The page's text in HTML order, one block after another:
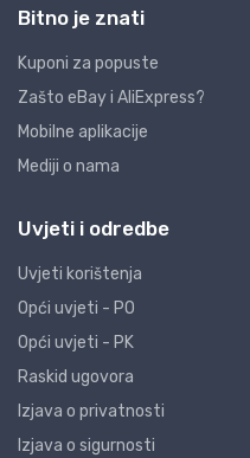
Bitno je znati
Kuponi za popuste
Zašto eBay i AliExpress?
Mobilne aplikacije
Mediji o nama
Uvjeti i odredbe
Uvjeti korištenja
Opći uvjeti - PO
Opći uvjeti - PK
Raskid ugovora
Izjava o privatnosti
Izjava o sigurnosti